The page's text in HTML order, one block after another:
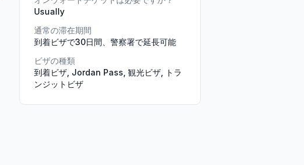
Usually
通常の滞在期間
到着ビザで30日間、警察署で延長可能
ビザの種類
到着ビザ, Jordan Pass, 観光ビザ, トラ
ンジットビザ